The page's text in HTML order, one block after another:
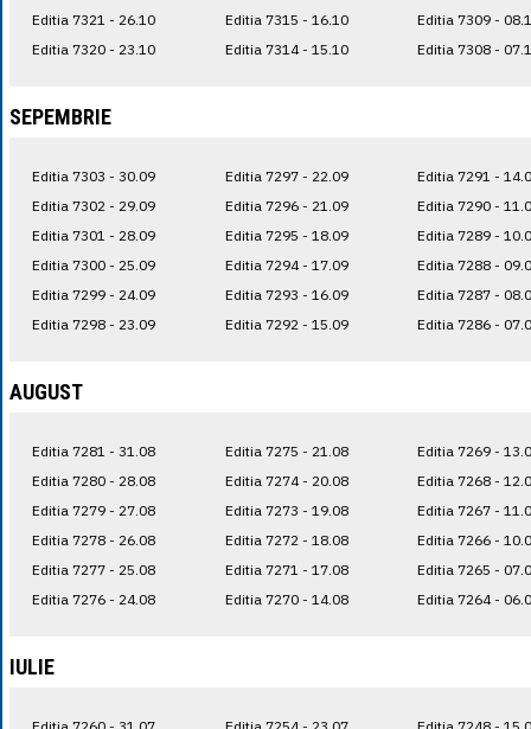
Editia 7321 - 26.10
Editia 7320 - 23.10
Editia 7315 - 16.10
Editia 7314 - 15.10
Editia 7309 -
Editia 7308 -
SEPEMBRIE
Editia 7303 - 30.09
Editia 7302 - 29.09
Editia 7301 - 28.09
Editia 7300 - 25.09
Editia 7299 - 24.09
Editia 7298 - 23.09
Editia 7297 - 22.09
Editia 7296 - 21.09
Editia 7295 - 18.09
Editia 7294 - 17.09
Editia 7293 - 16.09
Editia 7292 - 15.09
Editia 7291 -
Editia 7290 -
Editia 7289 -
Editia 7288 -
Editia 7287 -
Editia 7286 -
AUGUST
Editia 7281 - 31.08
Editia 7280 - 28.08
Editia 7279 - 27.08
Editia 7278 - 26.08
Editia 7277 - 25.08
Editia 7276 - 24.08
Editia 7275 - 21.08
Editia 7274 - 20.08
Editia 7273 - 19.08
Editia 7272 - 18.08
Editia 7271 - 17.08
Editia 7270 - 14.08
Editia 7269 -
Editia 7268 -
Editia 7267 -
Editia 7266 -
Editia 7265 -
Editia 7264 -
IULIE
Editia 7260 - 31.07 Editia 7254 - 23.07 Editia 7248 -